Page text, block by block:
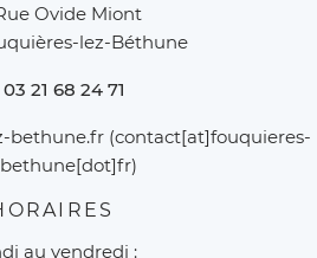
Ovide Miont
lez-Béthune
03 21 68 24 71
bethune.fr(contact[at]fouquieres-
au vendredi :